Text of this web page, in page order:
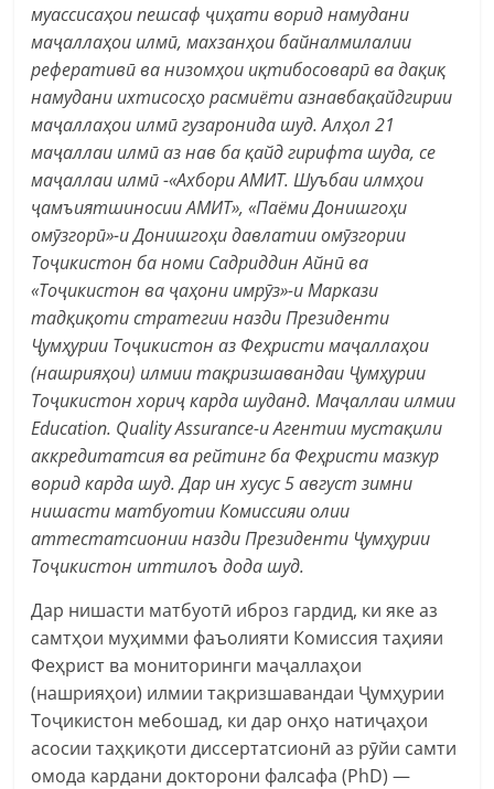
муассисаҳои пешсаф ҷиҳати ворид намудани
маҷаллаҳои илмӣ, махзанҳои байналмилалии
реферативӣ ва низомҳои иқтибосоварӣ ва дақиқ
намудани ихтисосҳо расмиёти азнавбақайдгирии
маҷаллаҳои илмӣ гузаронида шуд. Алҳол 21
маҷаллаи илмӣ аз нав ба қайд гирифта шуда, се
маҷаллаи илмӣ -«Ахбори АМИТ. Шуъбаи илмҳои
ҷамъиятшиносии АМИТ», «Паёми Донишгоҳи
омӯзгорӣ»-и Донишгоҳи давлатии омӯзгории
Тоҷикистон ба номи Садриддин Айнӣ ва
«Тоҷикистон ва ҷаҳони имрӯз»-и Маркази
тадқиқоти стратегии назди Президенти
Ҷумҳурии Тоҷикистон аз Феҳристи маҷаллаҳои
(нашрияҳои) илмии тақризшавандаи Ҷумҳурии
Тоҷикистон хориҷ карда шуданд. Маҷаллаи илмии
Education. Quality Assurance-и Агентии мустақили
аккредитатсия ва рейтинг ба Феҳристи мазкур
ворид карда шуд. Дар ин хусус 5 август зимни
нишасти матбуотии Комиссияи олии
аттестатсионии назди Президенти Ҷумҳурии
Тоҷикистон иттилоъ дода шуд.
Дар нишасти матбуотӣ иброз гардид, ки яке аз
самтҳои муҳимми фаъолияти Комиссия таҳияи
Феҳрист ва мониторинги маҷаллаҳои
(нашрияҳои) илмии тақризшавандаи Ҷумҳурии
Тоҷикистон мебошад, ки дар онҳо натиҷаҳои
асосии таҳқиқоти диссертатсионӣ аз рӯйи самти
омода кардани докторони фалсафа (PhD) —